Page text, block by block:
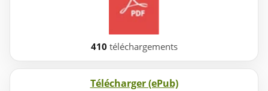
410 téléchargements
Télécharger (ePub)